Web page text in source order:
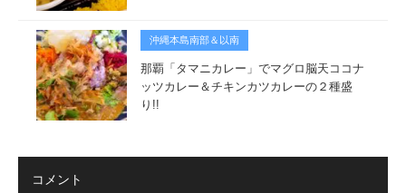
沖縄本島南部＆以南
那覇「タマニカレー」でマグロ脳天ココナ
ッツカレー＆チキンカツカレーの２種盛
り!!
コメント